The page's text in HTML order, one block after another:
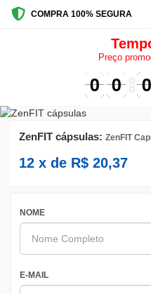
COMPRA 100% SEGURA
Preço
9
9
0
0 9
9
0
0 1
0
0
ZenFIT cápsulas: ZenFIT
12 x de R$ 20,37
NOME
E-MAIL